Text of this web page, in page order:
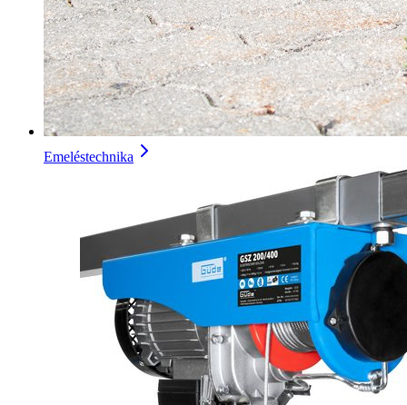
Emeléstechnika